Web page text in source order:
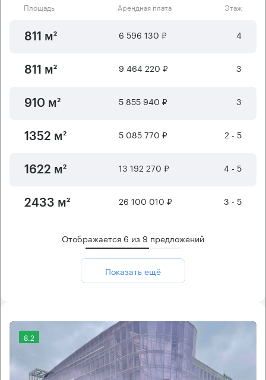
Площадь Арендная плата Этаж
811 м² 6 596 130 ₽ 4
811 м² 9 464 220 ₽ 3
910 м² 5 855 940 ₽ 3
1352 м² 5 085 770 ₽ 2 - 5
1622 м² 13 192 270 ₽ 4 - 5
2433 м² 26 100 010 ₽ 3 - 5
Отображается 6 из 9 предложений
Показать ещё
8.2